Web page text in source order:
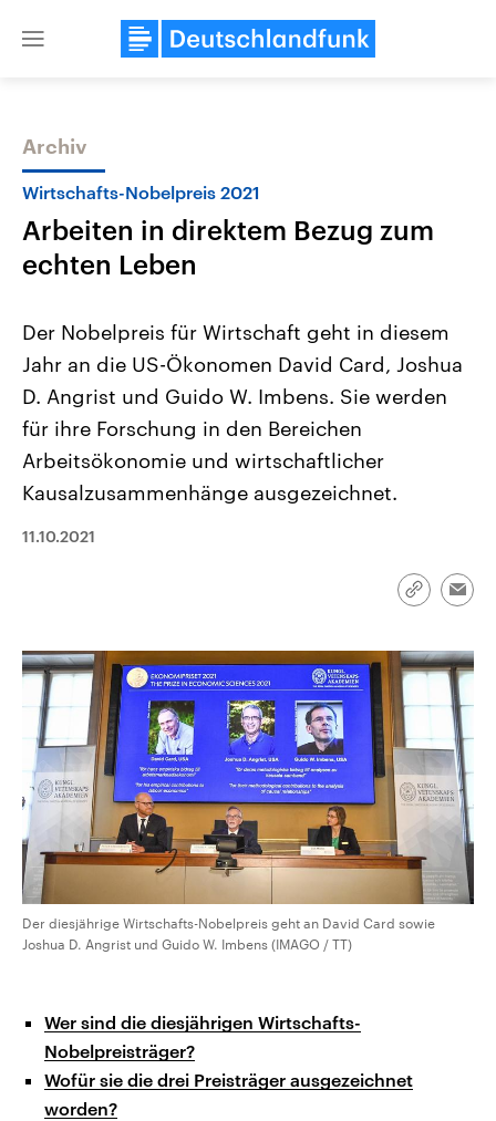
Close
Themen
Landtagswahl Sachsen-Anhalt
2026
Alle Informationen
Sachsen-Anhalt wählt am 6.
September 2026 einen neuen
Landtag. Seit 2021 wird das
Bundesland von einer Koalition aus
Umfragen, Prognosen,
Wahlprogramme, aktuelle Berichte
Aktuelle Beiträge,
Hintergründe
Wirtschaftlich und
gehören die Vereinigten
den mächtigsten Ländern
mit großem Einfluss auf
Archiv
Wirtschafts-Nobelpreis 2021
Arbeiten in direktem Bezug zum
echten Leben
Der Nobelpreis für Wirtschaft geht in diesem
Jahr an die US-Ökonomen David Card, Joshua
D. Angrist und Guido W. Imbens. Sie werden
für ihre Forschung in den Bereichen
Arbeitsökonomie und wirtschaftlicher
Kausalzusammenhänge ausgezeichnet.
11.10.2021
Link
Der diesjährige Wirtschafts-Nobelpreis geht an David Card sowie
Joshua D. Angrist und Guido W. Imbens (IMAGO / TT)
Wer sind die diesjährigen Wirtschafts-
Nobelpreisträger?
Wofür sie die drei Preisträger ausgezeichnet
worden?